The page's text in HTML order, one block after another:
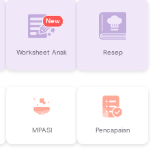
New
Worksheet Anak Resep
MPASI Pencapaian